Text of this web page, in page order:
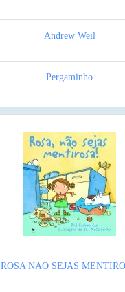
Andrew Weil
Pergaminho
ROSA NAO SEJAS